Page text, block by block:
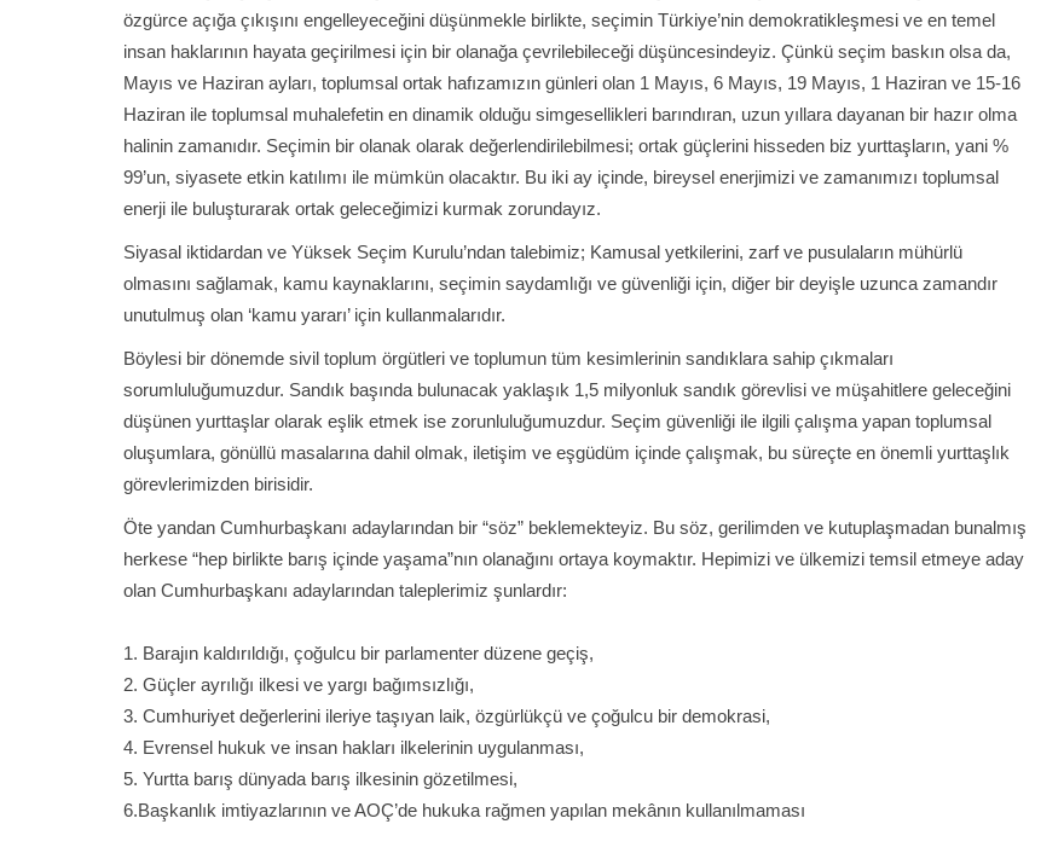
özgürce açığa çıkışını engelleyeceğini düşünmekle birlikte, seçimin Türkiye’nin demokratikleşmesi ve en temel
insan haklarının hayata geçirilmesi için bir olanağa çevrilebileceği düşüncesindeyiz. Çünkü seçim baskın olsa da,
Mayıs ve Haziran ayları, toplumsal ortak hafızamızın günleri olan 1 Mayıs, 6 Mayıs, 19 Mayıs, 1 Haziran ve 15-16
Haziran ile toplumsal muhalefetin en dinamik olduğu simgesellikleri barındıran, uzun yıllara dayanan bir hazır olma
halinin zamanıdır. Seçimin bir olanak olarak değerlendirilebilmesi; ortak güçlerini hisseden biz yurttaşların, yani %
99’un, siyasete etkin katılımı ile mümkün olacaktır. Bu iki ay içinde, bireysel enerjimizi ve zamanımızı toplumsal
enerji ile buluşturarak ortak geleceğimizi kurmak zorundayız.
Siyasal iktidardan ve Yüksek Seçim Kurulu’ndan talebimiz; Kamusal yetkilerini, zarf ve pusulaların mühürlü
olmasını sağlamak, kamu kaynaklarını, seçimin saydamlığı ve güvenliği için, diğer bir deyişle uzunca zamandır
unutulmuş olan ‘kamu yararı’ için kullanmalarıdır.
Böylesi bir dönemde sivil toplum örgütleri ve toplumun tüm kesimlerinin sandıklara sahip çıkmaları
sorumluluğumuzdur. Sandık başında bulunacak yaklaşık 1,5 milyonluk sandık görevlisi ve müşahitlere geleceğini
düşünen yurttaşlar olarak eşlik etmek ise zorunluluğumuzdur. Seçim güvenliği ile ilgili çalışma yapan toplumsal
oluşumlara, gönüllü masalarına dahil olmak, iletişim ve eşgüdüm içinde çalışmak, bu süreçte en önemli yurttaşlık
görevlerimizden birisidir.
Öte yandan Cumhurbaşkanı adaylarından bir “söz” beklemekteyiz. Bu söz, gerilimden ve kutuplaşmadan bunalmış
herkese “hep birlikte barış içinde yaşama”nın olanağını ortaya koymaktır. Hepimizi ve ülkemizi temsil etmeye aday
olan Cumhurbaşkanı adaylarından taleplerimiz şunlardır:
1. Barajın kaldırıldığı, çoğulcu bir parlamenter düzene geçiş,
2. Güçler ayrılığı ilkesi ve yargı bağımsızlığı,
3. Cumhuriyet değerlerini ileriye taşıyan laik, özgürlükçü ve çoğulcu bir demokrasi,
4. Evrensel hukuk ve insan hakları ilkelerinin uygulanması,
5. Yurtta barış dünyada barış ilkesinin gözetilmesi,
6.Başkanlık imtiyazlarının ve AOÇ’de hukuka rağmen yapılan mekânın kullanılmaması